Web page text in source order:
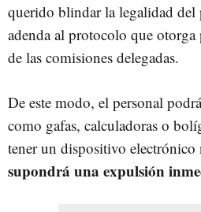
querido blindar la legalidad del
adenda al protocolo que otorga
de las comisiones delegadas.
De este modo, el personal
como gafas, calculadoras o
tener un dispositivo
supondrá una expulsión